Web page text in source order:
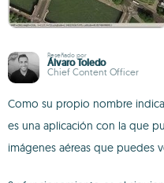
Reseñado por
Álvaro Toledo
Chief Content Officer
Como su propio nombre
es una aplicación con la que
imágenes aéreas que puedes